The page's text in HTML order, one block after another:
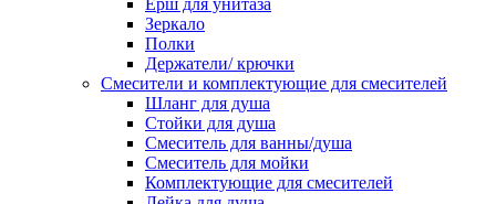
Ерш для унитаза
Зеркало
Полки
Держатели/ крючки
Смесители и комплектующие для смесителей
Шланг для душа
Стойки для душа
Смеситель для ванны/душа
Смеситель для мойки
Комплектующие для смесителей